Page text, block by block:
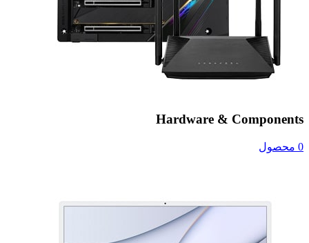
Hardware & Components
0 محصول